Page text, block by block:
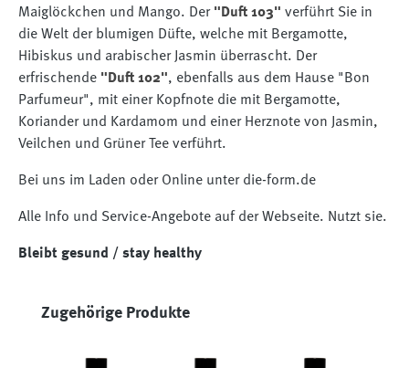
Maiglöckchen und Mango. Der "Duft 103" verführt Sie in
die Welt der blumigen Düfte, welche mit Bergamotte,
Hibiskus und arabischer Jasmin überrascht. Der
erfrischende "Duft 102", ebenfalls aus dem Hause "Bon
Parfumeur", mit einer Kopfnote die mit Bergamotte,
Koriander und Kardamom und einer Herznote von Jasmin,
Veilchen und Grüner Tee verführt.
Bei uns im Laden oder Online unter die-form.de
Alle Info und Service-Angebote auf der Webseite. Nutzt sie.
Bleibt gesund / stay healthy
Produktgalerie überspringen
Zugehörige Produkte